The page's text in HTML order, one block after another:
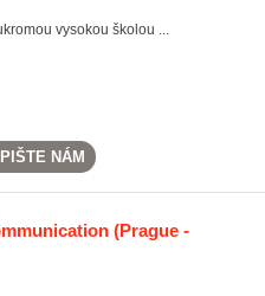
vysokou školou ...
NÁM
(Prague -